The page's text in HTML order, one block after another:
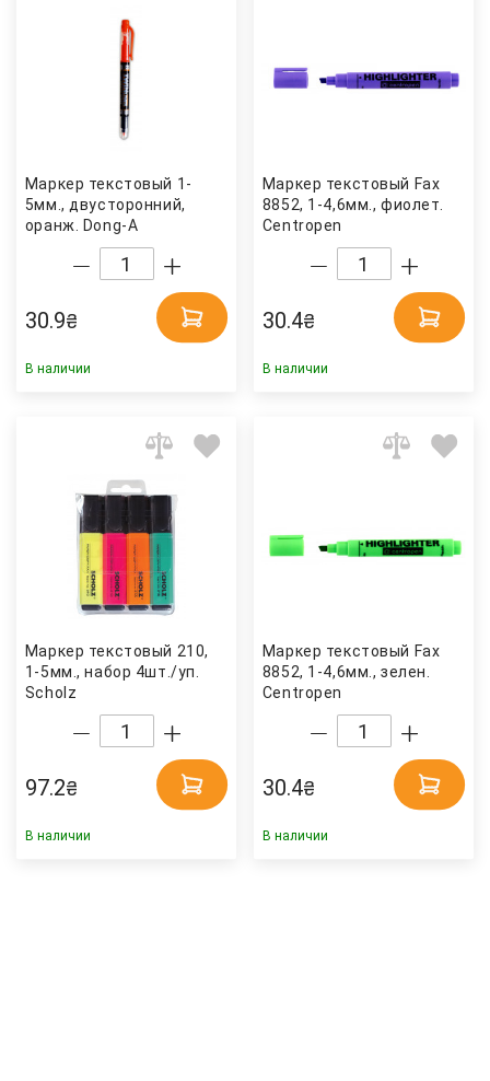
Маркер текстовый 1-
5мм., двусторонний,
оранж. Dong-A
30.9₴
В наличии
Маркер текстовый Fax
8852, 1-4,6мм., фиолет.
Centropen
30.4₴
В наличии
Маркер текстовый 210,
1-5мм., набор 4шт./уп.
Scholz
97.2₴
В наличии
Маркер текстовый Fax
8852, 1-4,6мм., зелен.
Centropen
30.4₴
В наличии